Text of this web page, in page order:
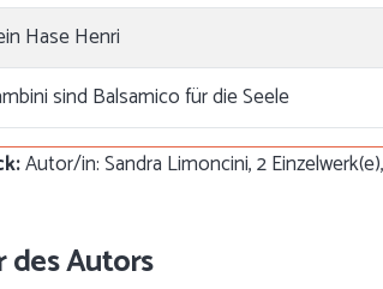
Hase Henri
sind Balsamico für die Seele
Autor/in: Sandra Limoncini, 2
Autors